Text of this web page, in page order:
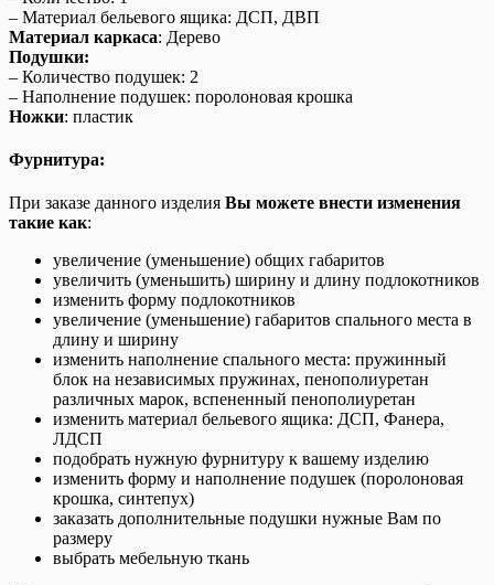
– Материал бельевого ящика: ДСП, ДВП
Материал каркаса: Дерево
Подушки:
– Количество подушек: 2
– Наполнение подушек: поролоновая крошка
Ножки: пластик
Фурнитура:
При заказе данного изделия Вы можете внести изменения
такие как:
увеличение (уменьшение) общих габаритов
увеличить (уменьшить) ширину и длину подлокотников
изменить форму подлокотников
увеличение (уменьшение) габаритов спального места в
длину и ширину
изменить наполнение спального места: пружинный
блок на независимых пружинах, пенополиуретан
различных марок, вспененный пенополиуретан
изменить материал бельевого ящика: ДСП, Фанера,
ЛДСП
подобрать нужную фурнитуру к вашему изделию
изменить форму и наполнение подушек (поролоновая
крошка, синтепух)
заказать дополнительные подушки нужные Вам по
размеру
выбрать мебельную ткань